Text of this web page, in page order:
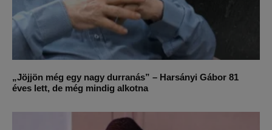
„Jöjjön még egy nagy durranás” – Harsányi Gábor 81
éves lett, de még mindig alkotna